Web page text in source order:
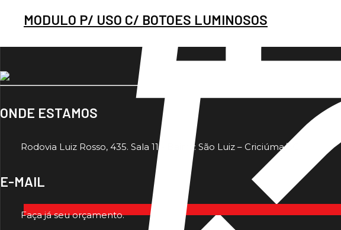
MODULO P/ USO C/ BOTOES LUMINOSOS
ONDE ESTAMOS
Rodovia Luiz Rosso, 435. Sala 11 - Bairro: São Luiz – Criciúma/SC
E-MAIL
Faça já seu orçamento.